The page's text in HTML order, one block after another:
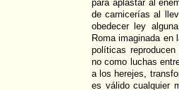
para aplastar al
de carnicerías al
obedecer ley
Roma imaginada en
políticas
no como luchas
a los herejes,
es válido cualquier